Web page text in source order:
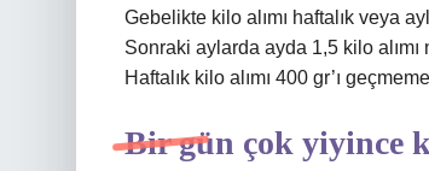
Gebelikte kilo alımı haftalık veya
Sonraki aylarda ayda 1,5 kilo
Haftalık kilo alımı 400 gr’ı
Bir gün çok yiyince